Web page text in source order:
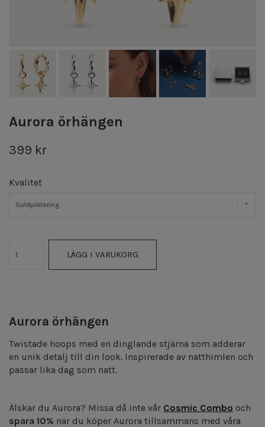
Aurora örhängen
399 kr
Kvalitet
Guldplätering
LÄGG I VARUKORG
Aurora örhängen
Twistade hoops med en dinglande stjärna som adderar
en unik detalj till din look. Inspirerade av natthimlen och
passar lika dag som natt.
Älskar du Aurora? Missa då inte vår Cosmic Combo och
spara 10% när du köper Aurora tillsammans med våra